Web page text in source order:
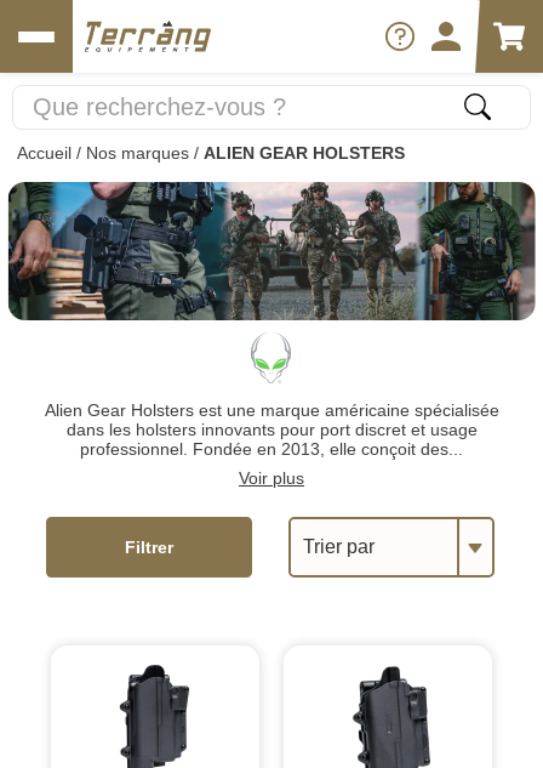
Accueil / Nos marques / ALIEN GEAR HOLSTERS
Alien Gear Holsters est une marque américaine spécialisée
dans les holsters innovants pour port discret et usage
professionnel. Fondée en 2013, elle conçoit des...
Voir plus
Trier par
Filtrer